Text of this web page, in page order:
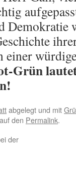
einer
Grün
abgelegt und mit
den Permalink.
der